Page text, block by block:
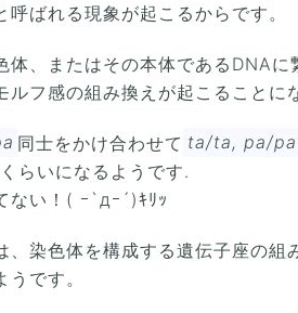
呼ばれる現象が起こるからです。
体、またはその本体であるDNAに
ルフ感の組み換えが起こることに
同士をかけ合わせて ta/ta, pa/pa
らいになるようです.
ない！( ｰ`дｰ´)ｷﾘｯ
、染色体を構成する遺伝子座の組
です。